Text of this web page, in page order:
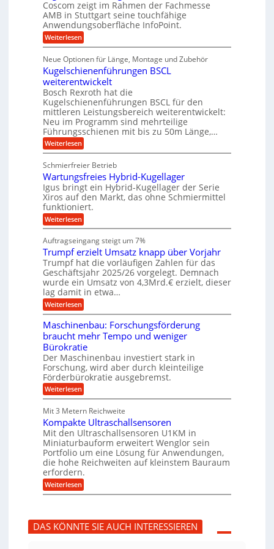
e
f
ü
r
r
a
u
e
U
m
g
e
b
u
n
g
e
n
e
i
n
g
a
n
g
e
r
S
t
e
l
l
e
n
i
e
b
e
f
ü
p
r
ä
z
i
s
e
H
u
b
b
w
e
g
u
n
g
e
n
i
s
i
o
n
f
r
A
u
t
o
m
o
t
i
v
e
n
d
M
a
s
c
h
i
e
n
b
a
u
Coscom zeigt im Rahmen der Fachmesse
AMB in Stuttgart seine touchfähige
Anwendungsoberfläche InfoPoint.
Weiterlesen:
D
g
i
t
a
l
e
r
W
e
r
k
z
e
u
g
k
r
e
i
s
a
u
f
Neue Optionen für Länge, Montage und Zubehör
Kugelschienenführungen BSCL
weiterentwickelt
Bosch Rexroth hat die
Kugelschienenführungen BSCL für den
mittleren Leistungsbereich weiterentwickelt:
Neu im Programm sind mehrteilige
Führungsschienen mit bis zu 50m Länge,…
Weiterlesen:
K
g
e
l
s
c
h
i
e
e
n
f
ü
h
r
u
n
g
e
n
B
S
C
L
w
e
i
t
e
e
n
t
w
i
c
k
e
l
Schmierfreier Betrieb
Wartungsfreies Hybrid-Kugellager
Igus bringt ein Hybrid-Kugellager der Serie
Xiros auf den Markt, das ohne Schmiermittel
funktioniert.
Weiterlesen:
W
r
t
u
n
g
s
f
r
e
e
s
H
y
b
r
i
d
-
u
g
e
l
l
a
g
e
r
Auftragseingang steigt um 7%
Trumpf erzielt Umsatz knapp über Vorjahr
Trumpf hat die vorläufigen Zahlen für das
Geschäftsjahr 2025/26 vorgelegt. Demnach
wurde ein Umsatz von 4,3Mrd.€ erzielt, dieser
lag damit in etwa…
Weiterlesen:
T
u
m
p
f
e
r
z
i
e
t
U
m
s
a
t
z
k
n
a
ü
b
e
Maschinenbau: Forschungsförderung
braucht mehr Tempo und weniger
Bürokratie
Der Maschinenbau investiert stark in
Forschung, wird aber durch kleinteilige
Förderbürokratie ausgebremst.
Weiterlesen:
M
s
c
h
i
n
e
n
b
a
u
r
s
Mit 3 Metern Reichweite
Kompakte Ultraschallsensoren
Mit den Ultraschallsensoren U1KM in
Miniaturbauform erweitert Wenglor sein
Portfolio um eine Lösung für Anwendungen,
die hohe Reichweiten auf kleinstem Bauraum
erfordern.
Weiterlesen:
K
p
a
k
DAS KÖNNTE SIE AUCH INTERESSIEREN